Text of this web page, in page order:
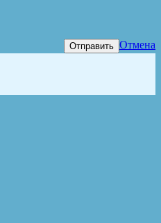
Отправить Отмена